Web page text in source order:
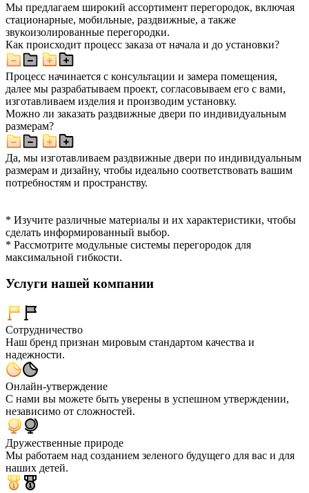
Мы предлагаем широкий ассортимент перегородок, включая
стационарные, мобильные, раздвижные, а также
звукоизолированные перегородки.
Как происходит процесс заказа от начала и до установки?
Процесс начинается с консультации и замера помещения,
далее мы разрабатываем проект, согласовываем его с вами,
изготавливаем изделия и производим установку.
Можно ли заказать раздвижные двери по индивидуальным
размерам?
Да, мы изготавливаем раздвижные двери по индивидуальным
размерам и дизайну, чтобы идеально соответствовать вашим
потребностям и пространству.
* Изучите различные материалы и их характеристики, чтобы
сделать информированный выбор.
* Рассмотрите модульные системы перегородок для
максимальной гибкости.
Услуги нашей компании
Сотрудничество
Наш бренд признан мировым стандартом качества и
надежности.
Онлайн-утверждение
С нами вы можете быть уверены в успешном утверждении,
независимо от сложностей.
Дружественные природе
Мы работаем над созданием зеленого будущего для вас и для
наших детей.